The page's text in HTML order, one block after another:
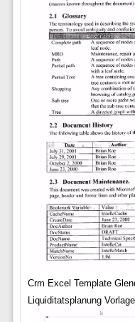
Crm Excel Template
Liquiditatsplanung